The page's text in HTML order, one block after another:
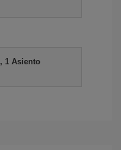
1 Asiento